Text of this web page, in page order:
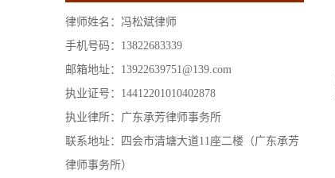
律师姓名：冯松斌律师
手机号码：13822683339
邮箱地址：13922639751@139.com
执业证号：14412201010402878
执业律所：广东承芳律师事务所
联系地址：四会市清塘大道11座二楼（广东承芳
律师事务所）